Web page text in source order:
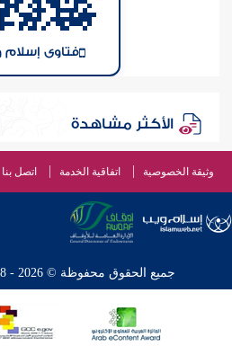
فتاوى
الأكثر مشاهدة
وثيقة الخصوصية اتفاقية الخدمة اتصل بنا
جميع الحقوق محفوظة © 2026 - 1998 لشبكة إسلام ويب